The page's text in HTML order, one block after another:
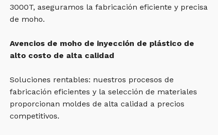
3000T, aseguramos la fabricación eficiente y precisa
de moho.
Avencios de moho de inyección de plástico de
alto costo de alta calidad
Soluciones rentables: nuestros procesos de
fabricación eficientes y la selección de materiales
proporcionan moldes de alta calidad a precios
competitivos.